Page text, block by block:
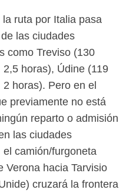
la ruta por Italia pasa
las ciudades
como Treviso (130
2,5 horas), Údine (119
2 horas). Pero en el
previamente no está
reparto o admisión
las ciudades
el camión/furgoneta
Verona hacia Tarvisio
cruzará la frontera